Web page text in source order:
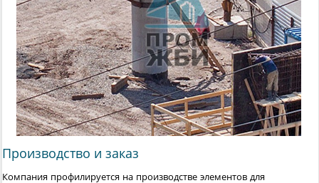
Производство и заказ
Компания профилируется на производстве элементов для